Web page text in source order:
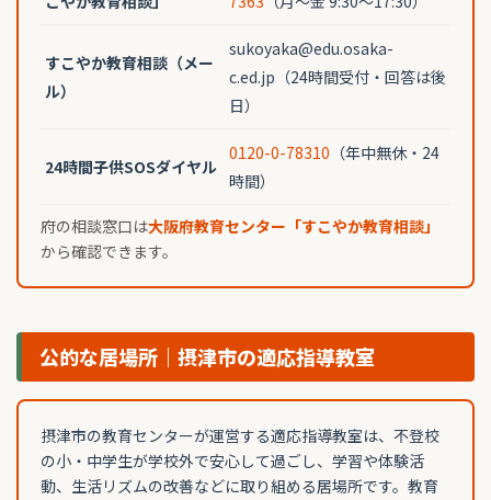
すこやか教育相談（メー
ル）
sukoyaka@edu.osaka-
c.ed.jp（24時間受付・回答は後
日）
24時間子供SOSダイヤル
0120-0-78310 （年中無休・24
時間）
府の相談窓口は大阪府教育センター「すこやか教育相談」
から確認できます。
公的な居場所｜摂津市の適応指導教室
摂津市の教育センターが運営する適応指導教室は、不登校
の小・中学生が学校外で安心して過ごし、学習や体験活
動、生活リズムの改善などに取り組める居場所です。教育